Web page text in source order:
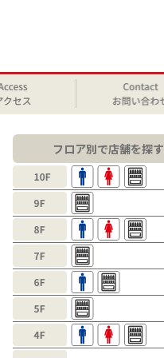
フロア別で店舗を探す